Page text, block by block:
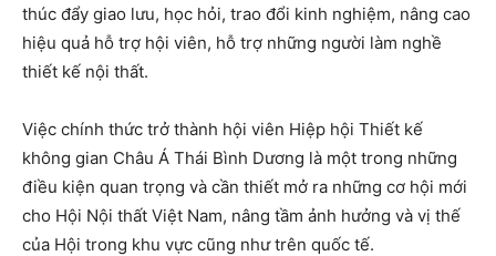
thúc đẩy giao lưu, học hỏi, trao đổi kinh nghiệm, nâng cao
hiệu quả hỗ trợ hội viên, hỗ trợ những người làm nghề
thiết kế nội thất.
Việc chính thức trở thành hội viên Hiệp hội Thiết kế
không gian Châu Á Thái Bình Dương là một trong những
điều kiện quan trọng và cần thiết mở ra những cơ hội mới
cho Hội Nội thất Việt Nam, nâng tầm ảnh hưởng và vị thế
của Hội trong khu vực cũng như trên quốc tế.